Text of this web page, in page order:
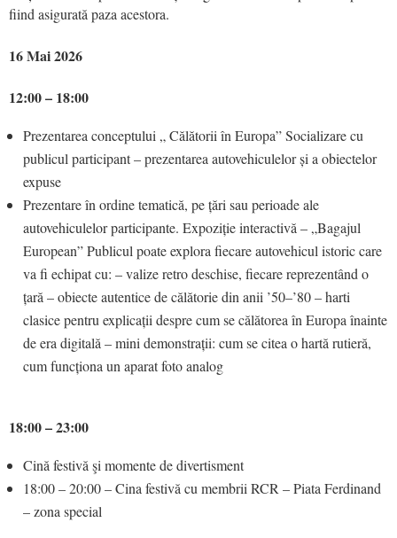
fiind asigurată paza acestora.
16 Mai 2026
12:00 – 18:00
Prezentarea conceptului „ Călătorii în Europa” Socializare cu
publicul participant – prezentarea autovehiculelor și a obiectelor
expuse
Prezentare în ordine tematică, pe țări sau perioade ale
autovehiculelor participante. Expoziție interactivă – „Bagajul
European” Publicul poate explora fiecare autovehicul istoric care
va fi echipat cu: – valize retro deschise, fiecare reprezentând o
țară – obiecte autentice de călătorie din anii ’50–’80 – harti
clasice pentru explicații despre cum se călătorea în Europa înainte
de era digitală – mini demonstrații: cum se citea o hartă rutieră,
cum funcționa un aparat foto analog
18:00 – 23:00
Cină festivă şi momente de divertisment
18:00 – 20:00 – Cina festivă cu membrii RCR – Piata Ferdinand
– zona special